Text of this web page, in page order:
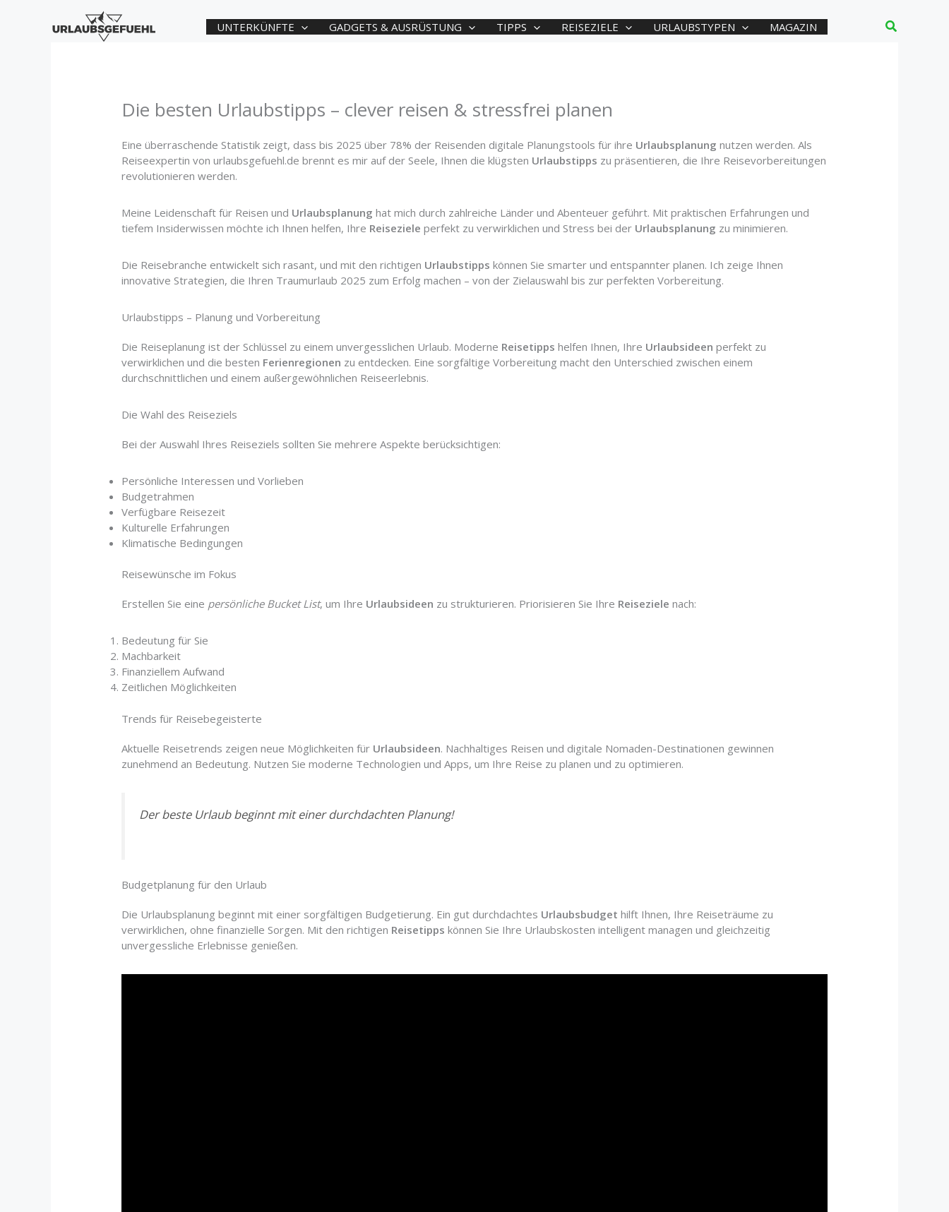
UNTERKÜNFTE GADGETS & AUSRÜSTUNG TIPPS REISEZIELE URLAUBSTYPEN MAGAZIN Suchen
Die besten Urlaubstipps – clever reisen & stressfrei planen
Eine überraschende Statistik zeigt, dass bis 2025 über 78% der Reisenden digitale Planungstools für ihre Urlaubsplanung nutzen werden. Als
Reiseexpertin von urlaubsgefuehl.de brennt es mir auf der Seele, Ihnen die klügsten Urlaubstipps zu präsentieren, die Ihre Reisevorbereitungen
revolutionieren werden.
Meine Leidenschaft für Reisen und Urlaubsplanung hat mich durch zahlreiche Länder und Abenteuer geführt. Mit praktischen Erfahrungen und
tiefem Insiderwissen möchte ich Ihnen helfen, Ihre Reiseziele perfekt zu verwirklichen und Stress bei der Urlaubsplanung zu minimieren.
Die Reisebranche entwickelt sich rasant, und mit den richtigen Urlaubstipps können Sie smarter und entspannter planen. Ich zeige Ihnen
innovative Strategien, die Ihren Traumurlaub 2025 zum Erfolg machen – von der Zielauswahl bis zur perfekten Vorbereitung.
Urlaubstipps – Planung und Vorbereitung
Die Reiseplanung ist der Schlüssel zu einem unvergesslichen Urlaub. Moderne Reisetipps helfen Ihnen, Ihre Urlaubsideen perfekt zu
verwirklichen und die besten Ferienregionen zu entdecken. Eine sorgfältige Vorbereitung macht den Unterschied zwischen einem
durchschnittlichen und einem außergewöhnlichen Reiseerlebnis.
Die Wahl des Reiseziels
Bei der Auswahl Ihres Reiseziels sollten Sie mehrere Aspekte berücksichtigen:
Persönliche Interessen und Vorlieben
Budgetrahmen
Verfügbare Reisezeit
Kulturelle Erfahrungen
Klimatische Bedingungen
Reisewünsche im Fokus
Erstellen Sie eine persönliche Bucket List, um Ihre Urlaubsideen zu strukturieren. Priorisieren Sie Ihre Reiseziele nach:
Bedeutung für Sie
Machbarkeit
Finanziellem Aufwand
Zeitlichen Möglichkeiten
Trends für Reisebegeisterte
Aktuelle Reisetrends zeigen neue Möglichkeiten für Urlaubsideen. Nachhaltiges Reisen und digitale Nomaden-Destinationen gewinnen
zunehmend an Bedeutung. Nutzen Sie moderne Technologien und Apps, um Ihre Reise zu planen und zu optimieren.
Der beste Urlaub beginnt mit einer durchdachten Planung!
Budgetplanung für den Urlaub
Die Urlaubsplanung beginnt mit einer sorgfältigen Budgetierung. Ein gut durchdachtes Urlaubsbudget hilft Ihnen, Ihre Reiseträume zu
verwirklichen, ohne finanzielle Sorgen. Mit den richtigen Reisetipps können Sie Ihre Urlaubskosten intelligent managen und gleichzeitig
unvergessliche Erlebnisse genießen.